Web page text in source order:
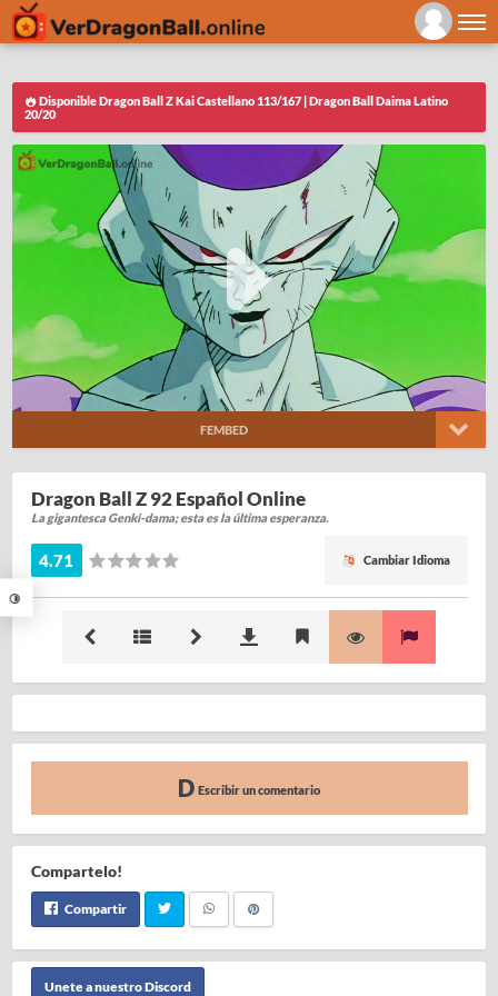
Disponible Dragon Ball Z Kai Castellano 113/167 | Dragon Ball Daima Latino
20/20
FEMBED
Dragon Ball Z 92 Español Online
La gigantesca Genki-dama; esta es la última esperanza.
4.71 Cambiar Idioma
Escribir un comentario
Compartelo!
Compartir
Unete a nuestro Discord